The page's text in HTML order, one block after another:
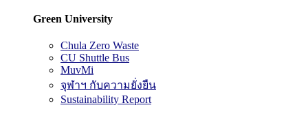
Green University
Chula Zero Waste
CU Shuttle Bus
MuvMi
จุฬาฯ กับความยั่งยืน
Sustainability Report